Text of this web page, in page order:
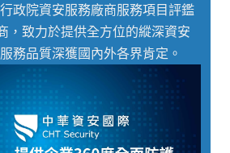
政院資安服務廠商服務項目評鑑
，致力於提供全方位的縱深資安
務品質深獲國內外各界肯定。